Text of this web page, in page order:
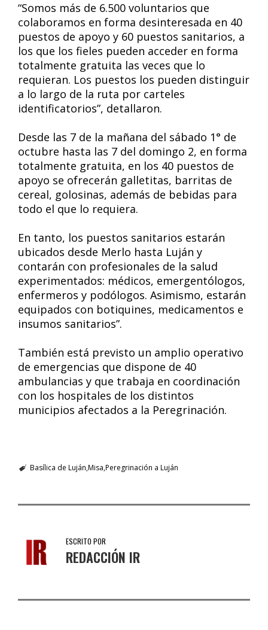
“Somos más de 6.500 voluntarios que
colaboramos en forma desinteresada en 40
puestos de apoyo y 60 puestos sanitarios, a
los que los fieles pueden acceder en forma
totalmente gratuita las veces que lo
requieran. Los puestos los pueden distinguir
a lo largo de la ruta por carteles
identificatorios”, detallaron.
Desde las 7 de la mañana del sábado 1° de
octubre hasta las 7 del domingo 2, en forma
totalmente gratuita, en los 40 puestos de
apoyo se ofrecerán galletitas, barritas de
cereal, golosinas, además de bebidas para
todo el que lo requiera.
En tanto, los puestos sanitarios estarán
ubicados desde Merlo hasta Luján y
contarán con profesionales de la salud
experimentados: médicos, emergentólogos,
enfermeros y podólogos. Asimismo, estarán
equipados con botiquines, medicamentos e
insumos sanitarios”.
También está previsto un amplio operativo
de emergencias que dispone de 40
ambulancias y que trabaja en coordinación
con los hospitales de los distintos
municipios afectados a la Peregrinación.
Basílica de Luján Misa Peregrinación a Luján
ESCRITO POR
REDACCIÓN IR